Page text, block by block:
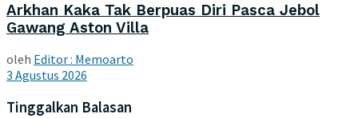
Arkhan Kaka Tak Berpuas Diri Pasca Jebol
Gawang Aston Villa
oleh Editor : Memoarto
3 Agustus 2026
Tinggalkan Balasan